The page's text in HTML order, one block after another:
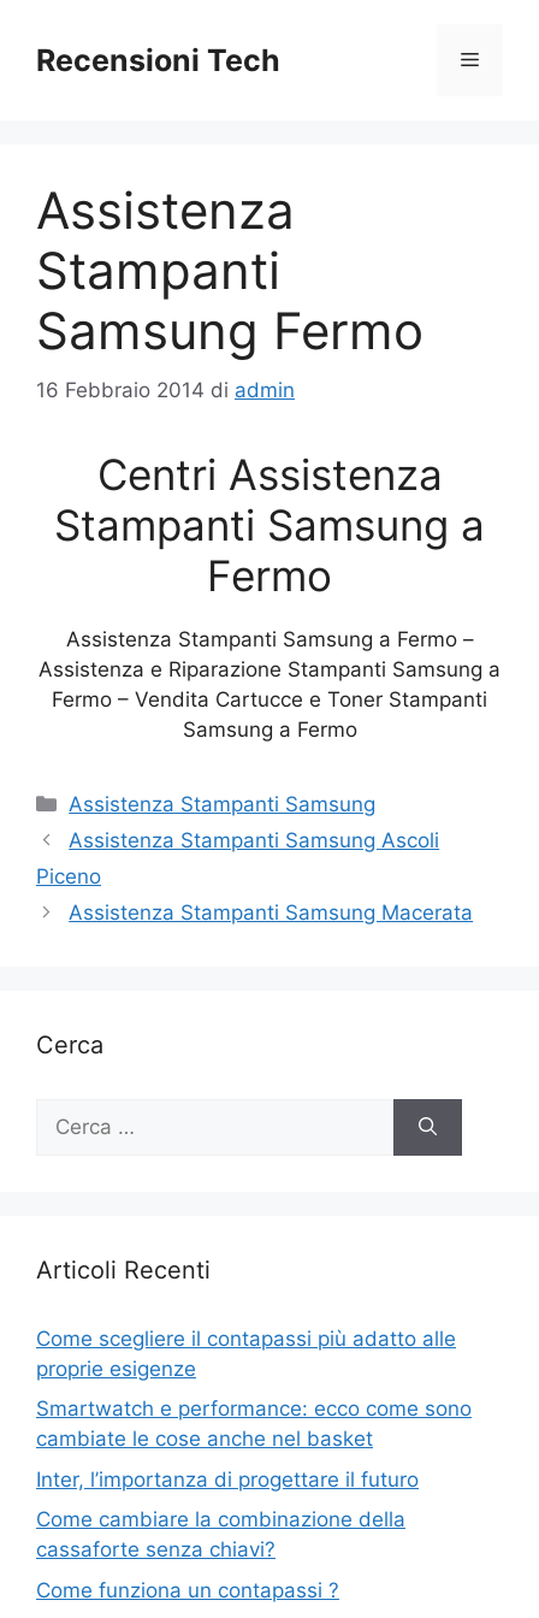
contenuto
Recensioni Tech Menu
Assistenza
Stampanti
Samsung Fermo
16 Febbraio 2014 di admin
Centri Assistenza
Stampanti Samsung a
Fermo
Assistenza Stampanti Samsung a Fermo –
Assistenza e Riparazione Stampanti Samsung a
Fermo – Vendita Cartucce e Toner Stampanti
Samsung a Fermo
Categorie
Assistenza Stampanti Samsung
Assistenza Stampanti Samsung Ascoli
Piceno
Assistenza Stampanti Samsung Macerata
Cerca
per:
Articoli Recenti
Come scegliere il contapassi più adatto alle
proprie esigenze
Smartwatch e performance: ecco come sono
cambiate le cose anche nel basket
Inter, l’importanza di progettare il futuro
Come cambiare la combinazione della
cassaforte senza chiavi?
Come funziona un contapassi ?